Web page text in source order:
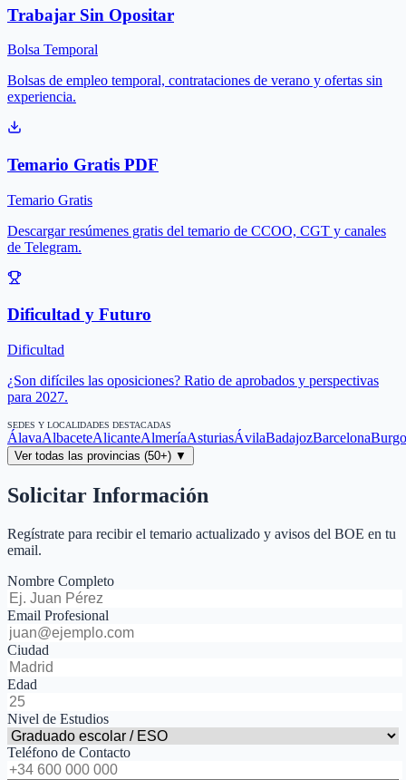
Trabajar Sin Opositar
Bolsa Temporal
Bolsas de empleo temporal, contrataciones de verano y ofertas sin
experiencia.
Temario Gratis PDF
Temario Gratis
Descargar resúmenes gratis del temario de CCOO, CGT y canales
de Telegram.
Dificultad y Futuro
Dificultad
¿Son difíciles las oposiciones? Ratio de aprobados y perspectivas
para 2027.
SEDES Y LOCALIDADES DESTACADAS
ÁlavaAlbaceteAlicanteAlmeríaAsturiasÁvilaBadajozBarcelona
Ver todas las provincias (50+) ▼
Solicitar Información
Regístrate para recibir el temario actualizado y avisos del BOE en tu
email.
Nombre Completo
Email Profesional
Ciudad
Edad
Nivel de Estudios
Teléfono de Contacto